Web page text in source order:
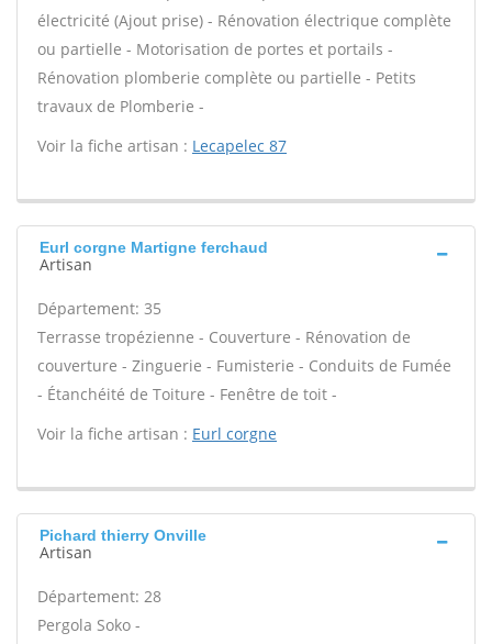
électricité (Ajout prise) - Rénovation électrique complète
ou partielle - Motorisation de portes et portails -
Rénovation plomberie complète ou partielle - Petits
travaux de Plomberie -
Voir la fiche artisan : Lecapelec 87
Eurl corgne Martigne ferchaud
Artisan
Département: 35
Terrasse tropézienne - Couverture - Rénovation de
couverture - Zinguerie - Fumisterie - Conduits de Fumée
- Étanchéité de Toiture - Fenêtre de toit -
Voir la fiche artisan : Eurl corgne
Pichard thierry Onville
Artisan
Département: 28
Pergola Soko -